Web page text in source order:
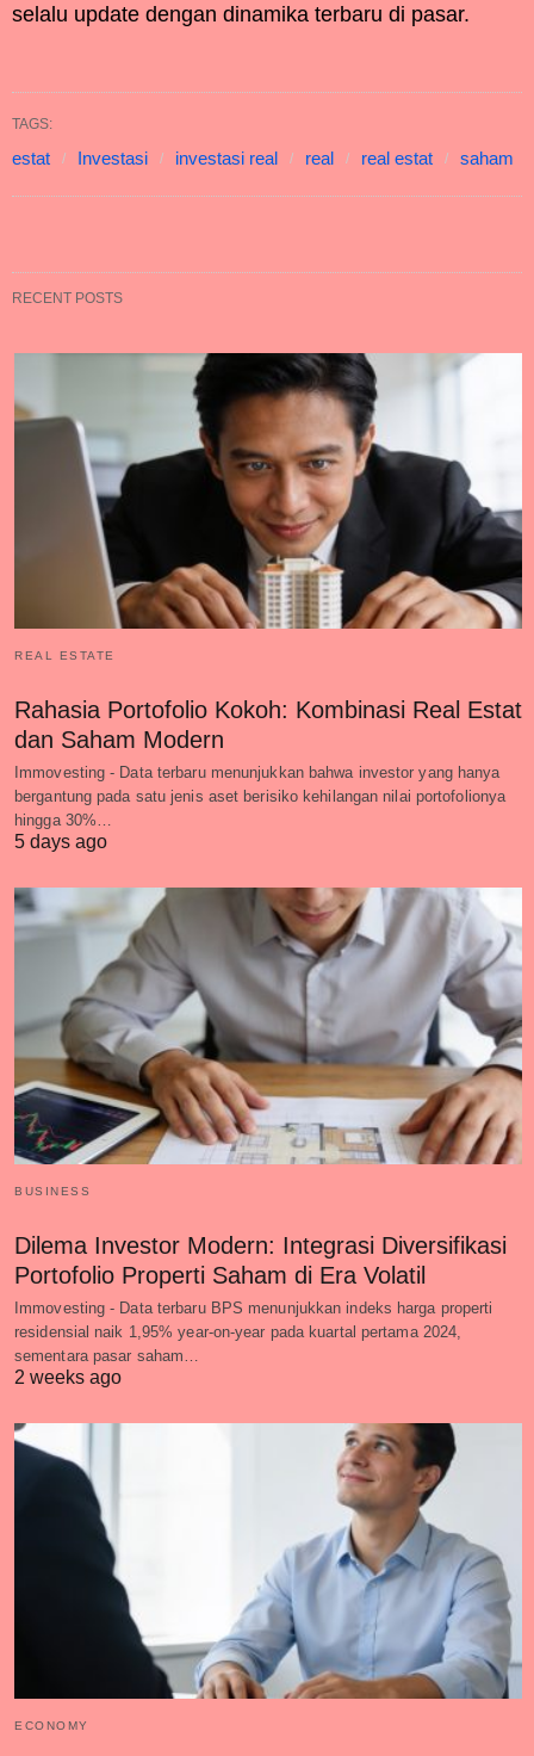
selalu update dengan dinamika terbaru di pasar.
TAGS:
estat Investasi investasi real real real estat saham
RECENT POSTS
REAL ESTATE
Rahasia Portofolio Kokoh: Kombinasi Real Estat
dan Saham Modern
Immovesting - Data terbaru menunjukkan bahwa investor yang hanya
bergantung pada satu jenis aset berisiko kehilangan nilai portofolionya
hingga 30%…
5 days ago
BUSINESS
Dilema Investor Modern: Integrasi Diversifikasi
Portofolio Properti Saham di Era Volatil
Immovesting - Data terbaru BPS menunjukkan indeks harga properti
residensial naik 1,95% year-on-year pada kuartal pertama 2024,
sementara pasar saham…
2 weeks ago
ECONOMY